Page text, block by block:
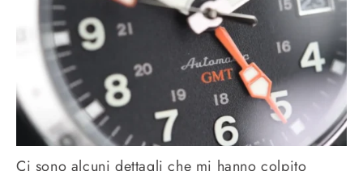
Ci sono alcuni dettagli che mi hanno colpito